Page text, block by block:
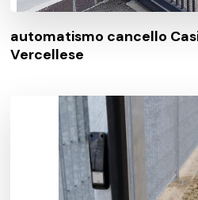
automatismo cancello
Vercellese